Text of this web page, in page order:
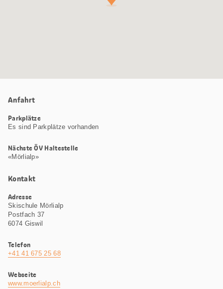
Anfahrt
Parkplätze
Es sind Parkplätze vorhanden
Nächste ÖV Haltestelle
«Mörlialp»
Kontakt
Adresse
Skischule Mörlialp
Postfach 37
6074 Giswil
Telefon
+41 41 675 25 68
Webseite
www.moerlialp.ch